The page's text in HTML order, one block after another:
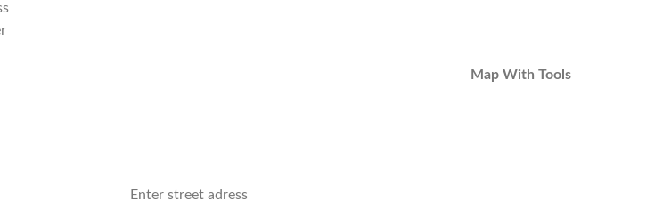
Map With Tools
Enter street adress